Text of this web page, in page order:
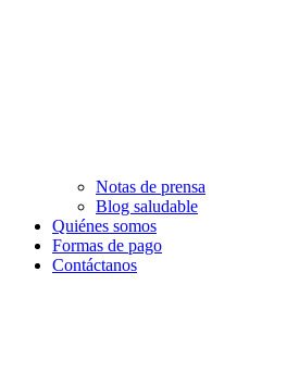
Notas de prensa
Blog saludable
Quiénes somos
Formas de pago
Contáctanos